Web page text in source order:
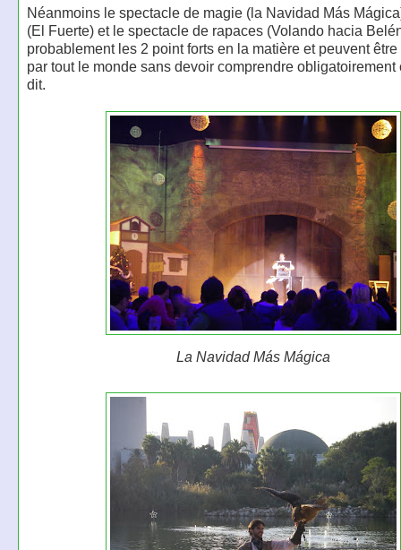
Néanmoins le spectacle de magie (la Navidad Más
(El Fuerte) et le spectacle de rapaces (Volando hacia
probablement les 2 point forts en la matière et peuvent
par tout le monde sans devoir comprendre obligatoirement
dit.
La Navidad Más Mágica